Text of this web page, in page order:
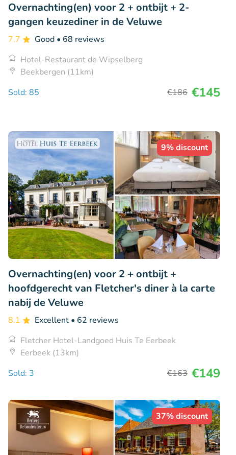
Overnachting(en) voor 2 + ontbijt + 2-
gangen keuzediner in de Veluwe
7.7 Good • 68 reviews
Hotel-Restaurant de Wipselberg
Beekbergen (11km)
Sold: 85
€186 €145
9% discount
Overnachting(en) voor 2 + ontbijt +
hoofdgerecht van Fletcher's diner à la carte
nabij de Veluwe
8.1 Excellent • 62 reviews
Fletcher Hotel-Landgoed Huis Te Eerbeek
Eerbeek (13km)
Sold: 3
€163 €149
37% discount